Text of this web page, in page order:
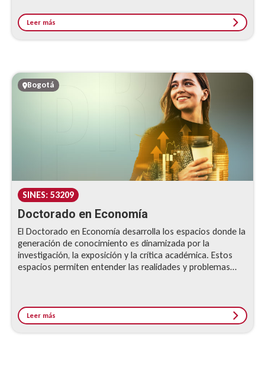
Leer más
Bogotá
SINES: 53209
Doctorado en Economía
El Doctorado en Economía desarrolla los espacios donde la
generación de conocimiento es dinamizada por la
investigación, la exposición y la crítica académica. Estos
espacios permiten entender las realidades y problemas
Leer más